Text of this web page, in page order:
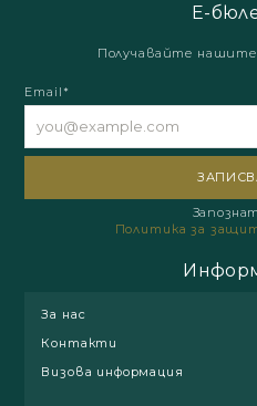
Е-
Получавайте
Email*
Политика за
За нас
Контакти
Визова информация